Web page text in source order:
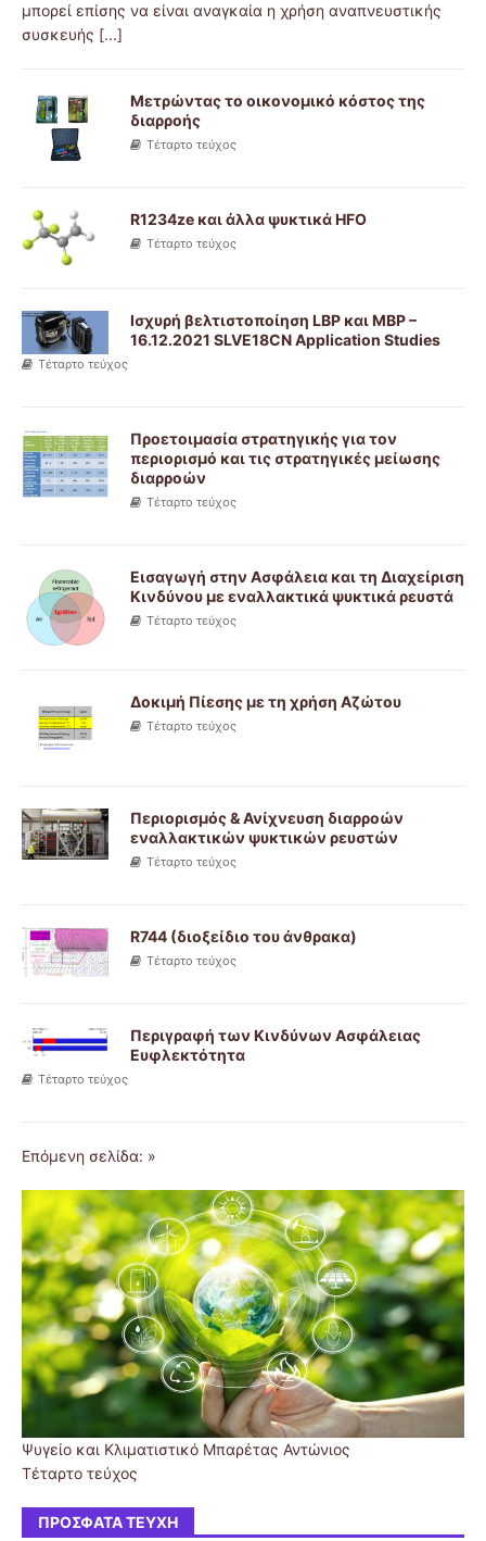
μπορεί επίσης να είναι αναγκαία η χρήση αναπνευστικής
συσκευής [...]
Μετρώντας το οικονομικό κόστος της
διαρροής
Τέταρτο τεύχος
R1234ze και άλλα ψυκτικά HFO
Τέταρτο τεύχος
Ισχυρή βελτιστοποίηση LBP και MBP –
16.12.2021 SLVE18CN Application Studies
Τέταρτο τεύχος
Προετοιμασία στρατηγικής για τον
περιορισμό και τις στρατηγικές μείωσης
διαρροών
Τέταρτο τεύχος
Εισαγωγή στην Ασφάλεια και τη Διαχείριση
Κινδύνου με εναλλακτικά ψυκτικά ρευστά
Τέταρτο τεύχος
Δοκιμή Πίεσης με τη χρήση Αζώτου
Τέταρτο τεύχος
Περιορισμός & Ανίχνευση διαρροών
εναλλακτικών ψυκτικών ρευστών
Τέταρτο τεύχος
R744 (διοξείδιο του άνθρακα)
Τέταρτο τεύχος
Περιγραφή των Κινδύνων Ασφάλειας
Ευφλεκτότητα
Τέταρτο τεύχος
Επόμενη σελίδα: »
Ψυγείο και Κλιματιστικό Μπαρέτας Αντώνιος
Τέταρτο τεύχος
ΠΡΌΣΦΑΤΑ ΤΕΎΧΗ